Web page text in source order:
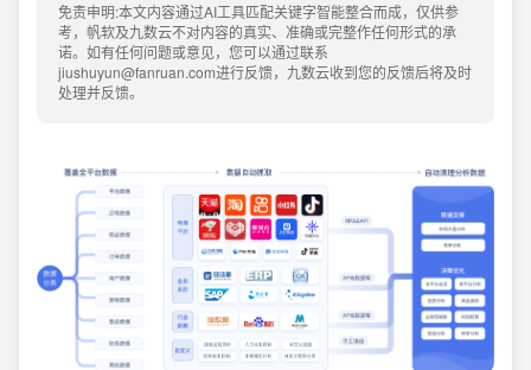
免责申明:本文内容通过AI工具匹配关键字智能整合而成，仅供参
考，帆软及九数云不对内容的真实、准确或完整作任何形式的承
诺。如有任何问题或意见，您可以通过联系
jiushuyun@fanruan.com进行反馈，九数云收到您的反馈后将及时
处理并反馈。